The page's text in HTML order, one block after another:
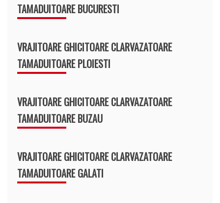
TAMADUITOARE BUCURESTI
VRAJITOARE GHICITOARE CLARVAZATOARE
TAMADUITOARE PLOIESTI
VRAJITOARE GHICITOARE CLARVAZATOARE
TAMADUITOARE BUZAU
VRAJITOARE GHICITOARE CLARVAZATOARE
TAMADUITOARE GALATI